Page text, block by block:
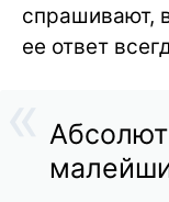
спрашивают,
ее ответ